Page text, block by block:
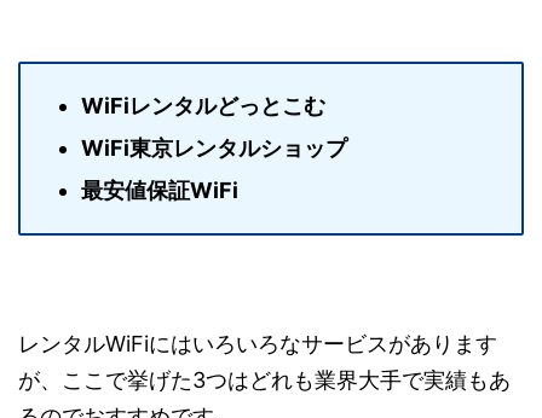
WiFiレンタルどっとこむ
WiFi東京レンタルショップ
最安値保証WiFi
レンタルWiFiにはいろいろなサービスがあります
が、ここで挙げた3つはどれも業界大手で実績もあ